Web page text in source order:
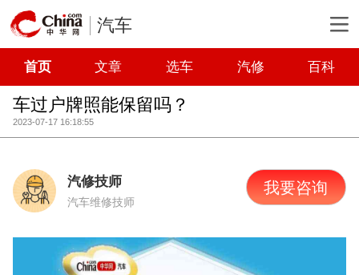
汽车
首页 文章 选车 汽修 百科
车过户牌照能保留吗？
2023-07-17 16:18:55
汽修技师
汽车维修技师
我要咨询